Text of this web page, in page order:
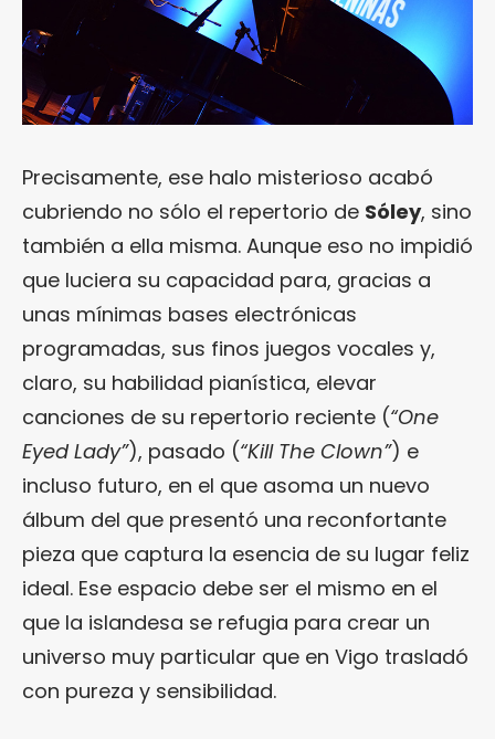
Precisamente, ese halo misterioso acabó
cubriendo no sólo el repertorio de Sóley, sino
también a ella misma. Aunque eso no impidió
que luciera su capacidad para, gracias a
unas mínimas bases electrónicas
programadas, sus finos juegos vocales y,
claro, su habilidad pianística, elevar
canciones de su repertorio reciente (“One
Eyed Lady”), pasado (“Kill The Clown”) e
incluso futuro, en el que asoma un nuevo
álbum del que presentó una reconfortante
pieza que captura la esencia de su lugar feliz
ideal. Ese espacio debe ser el mismo en el
que la islandesa se refugia para crear un
universo muy particular que en Vigo trasladó
con pureza y sensibilidad.